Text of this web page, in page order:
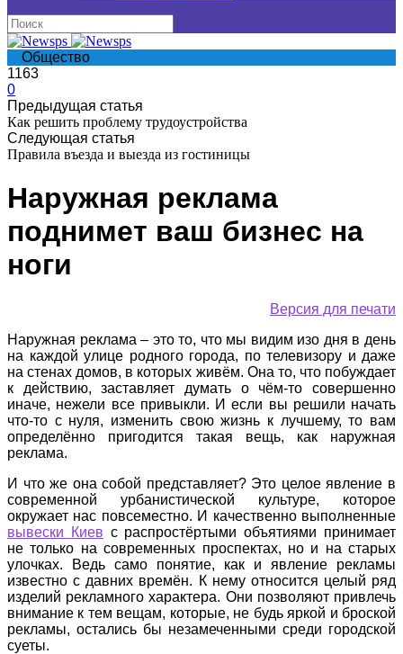
Общество
1163
0
Предыдущая статья
Как решить проблему трудоустройства
Следующая статья
Правила въезда и выезда из гостиницы
Наружная реклама
поднимет ваш бизнес на
ноги
Версия для печати
Наружная реклама – это то, что мы видим изо дня в день
на каждой улице родного города, по телевизору и даже
на стенах домов, в которых живём. Она то, что побуждает
к действию, заставляет думать о чём-то совершенно
иначе, нежели все привыкли. И если вы решили начать
что-то с нуля, изменить свою жизнь к лучшему, то вам
определённо пригодится такая вещь, как наружная
реклама.
И что же она собой представляет? Это целое явление в
современной урбанистической культуре, которое
окружает нас повсеместно. И качественно выполненные
вывески Киев с распростёртыми объятиями принимает
не только на современных проспектах, но и на старых
улочках. Ведь само понятие, как и явление рекламы
известно с давних времён. К нему относится целый ряд
изделий рекламного характера. Они позволяют привлечь
внимание к тем вещам, которые, не будь яркой и броской
рекламы, остались бы незамеченными среди городской
суеты.